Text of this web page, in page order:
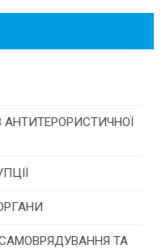
суспільства
АНТИТЕРОРИСТИЧНОЇ
ТА